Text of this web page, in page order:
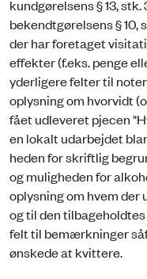
kundgørelsens § 13,
bekendtgørelsens § 10,
der har foretaget
effekter (f.eks. penge
yderligere felter til
oplysning om hvorvidt
fået udleveret pjecen
en lokalt udarbejdet
heden for skriftlig
og muligheden for
oplysning om hvem
og til den
felt til bemærkninger
ønskede at kvittere.